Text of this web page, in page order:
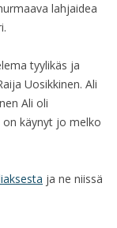
lahjaidea
tyylikäs ja
Uosikkinen. Ali
Ali oli
on käynyt jo melko
ja ne niissä